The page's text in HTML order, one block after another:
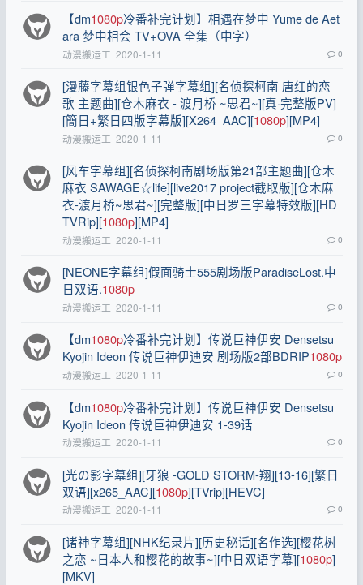
【dm1080p冷番补完计划】相遇在梦中 Yume de Aet
ara 梦中相会 TV+OVA 全集（中字）
动漫搬运工 2020-1-11 0
[漫藤字幕组银色子弹字幕组][名侦探柯南 唐红的恋
歌 主题曲][仓木麻衣 - 渡月桥 ~思君~][真·完整版PV]
[簡日+繁日四版字幕版][X264_AAC][1080p][MP4]
动漫搬运工 2020-1-11 0
[风车字幕组][名侦探柯南剧场版第21部主题曲][仓木
麻衣 SAWAGE☆life][live2017 project截取版][仓木麻
衣-渡月桥~思君~][完整版][中日罗三字幕特效版][HD
TVRip][1080p][MP4]
动漫搬运工 2020-1-11 0
[NEONE字幕组]假面骑士555剧场版ParadiseLost.中
日双语.1080p
动漫搬运工 2020-1-11 0
【dm1080p冷番补完计划】传说巨神伊安 Densetsu
Kyojin Ideon 传说巨神伊迪安 剧场版2部BDRIP1080p
动漫搬运工 2020-1-11 0
【dm1080p冷番补完计划】传说巨神伊安 Densetsu
Kyojin Ideon 传说巨神伊迪安 1-39话
动漫搬运工 2020-1-11 0
[光の影字幕组][牙狼 -GOLD STORM-翔][13-16][繁日
双语][x265_AAC][1080p][TVrip][HEVC]
动漫搬运工 2020-1-11 0
[诸神字幕组][NHK纪录片][历史秘话][名作选][樱花树
之恋 ~日本人和樱花的故事~][中日双语字幕][1080p]
[MKV]